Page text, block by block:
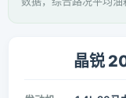
晶锐